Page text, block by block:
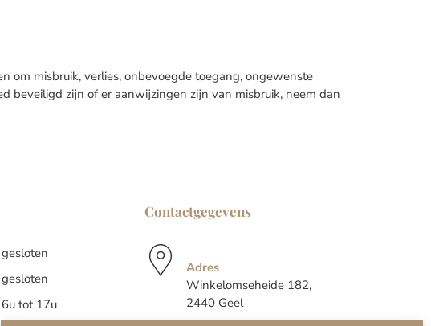
om misbruik, verlies, onbevoegde toegang, ongewenste
beveiligd zijn of er aanwijzingen zijn van misbruik, neem dan
gesloten
gesloten
6u tot 17u
Contactgegevens
Adres
Winkelomseheide 182,
2440 Geel